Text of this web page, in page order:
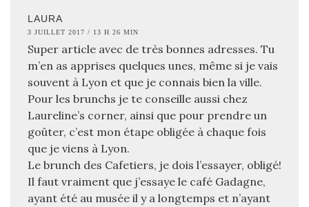
LAURA
3 JUILLET 2017 / 13 H 26 MIN
Super article avec de très bonnes adresses. Tu
m’en as apprises quelques unes, même si je vais
souvent à Lyon et que je connais bien la ville.
Pour les brunchs je te conseille aussi chez
Laureline’s corner, ainsi que pour prendre un
goûter, c’est mon étape obligée à chaque fois
que je viens à Lyon.
Le brunch des Cafetiers, je dois l’essayer, obligé!
Il faut vraiment que j’essaye le café Gadagne,
ayant été au musée il y a longtemps et n’ayant